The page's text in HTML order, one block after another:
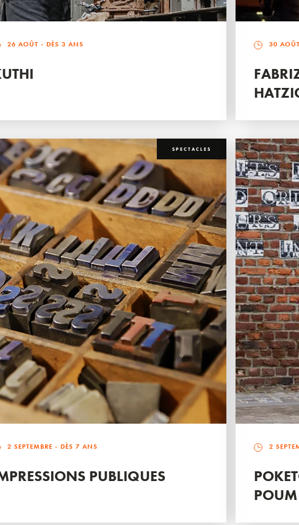
26 AOÛT - DÈS 3 ANS 30 AOÛT
SPECTACLES
2 SEPTEMBRE - DÈS 7 ANS
PUBLIQUES
2